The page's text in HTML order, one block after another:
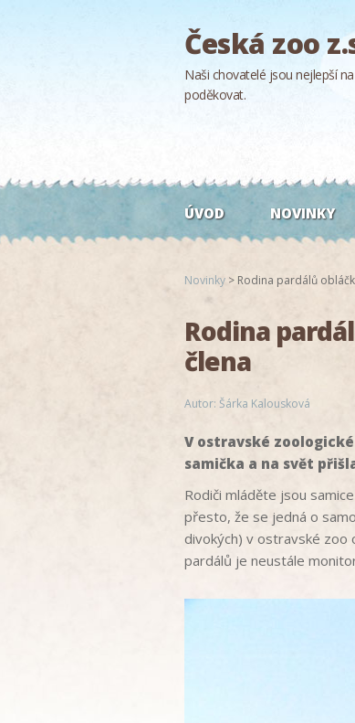
Česká zoo
Naši chovatelé jsou nejlepší
poděkovat.
ÚVOD NOVINKY
Novinky > Rodina pardálů
Rodina
člena
Autor: Šárka Kalousková
V ostravské
samička a na svět
Rodiči mláděte jsou
přesto, že se jedná o
divokých) v ostravské zoo
pardálů je neustále